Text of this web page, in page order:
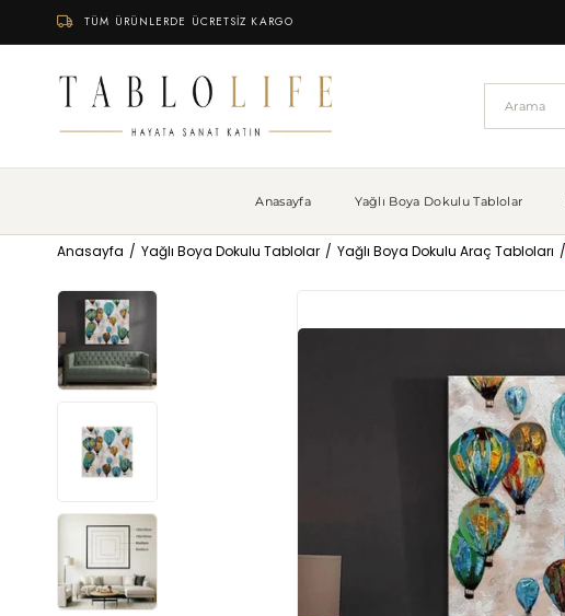
TÜM ÜRÜNLERDE ÜCRETSİZ KARGO
Anasayfa Yağlı Boya Dokulu Tablolar
Anasayfa Yağlı Boya Dokulu Tablolar Yağlı Boya Dokulu Araç Tabloları